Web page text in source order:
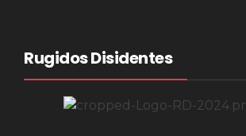
Rugidos Disidentes